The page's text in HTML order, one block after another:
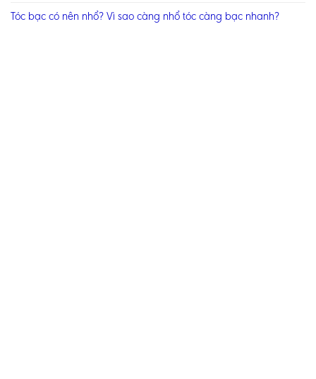
Tóc bạc có nên nhổ? Vì sao càng nhổ tóc càng bạc nhanh?